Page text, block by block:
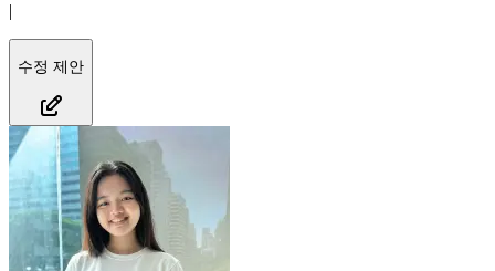
|
수정 제안